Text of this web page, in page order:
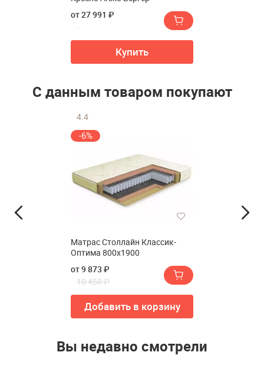
от 27 991 ₽
Купить
С данным товаром покупают
4.4
-6%
Матрас Столлайн Классик-
Оптима 800х1900
от 9 873 ₽
10 450 ₽
Добавить в корзину
Вы недавно смотрели